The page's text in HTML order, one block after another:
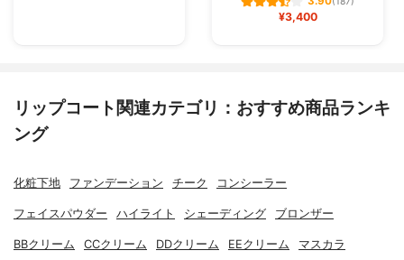
¥3,400
リップコート関連カテゴリ：おすすめ商品ランキ
ング
化粧下地 ファンデーション チーク コンシーラー
フェイスパウダー ハイライト シェーディング ブロンザー
BBクリーム CCクリーム DDクリーム EEクリーム マスカラ